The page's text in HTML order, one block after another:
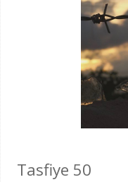
Tasfiye 50